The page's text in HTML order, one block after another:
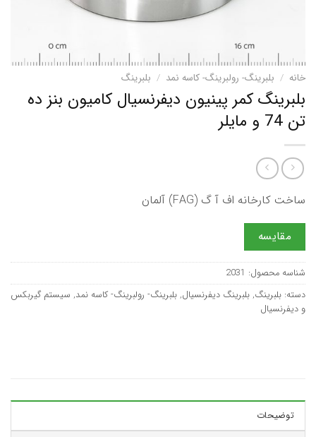
خانه / بلبرینگ- رولبرینگ- کاسه نمد / بلبرینگ
بلبرینگ کمر پینیون دیفرنسیال کامیون بنز ده
تن 74 و مایلر
ساخت کارخانه اف آ گ (FAG) آلمان
مقایسه
شناسه محصول: 2031
دسته: بلبرینگ, بلبرینگ دیفرنسیال, بلبرینگ- رولبرینگ- کاسه نمد, سیستم گیربکس
و دیفرنسیال
توضیحات